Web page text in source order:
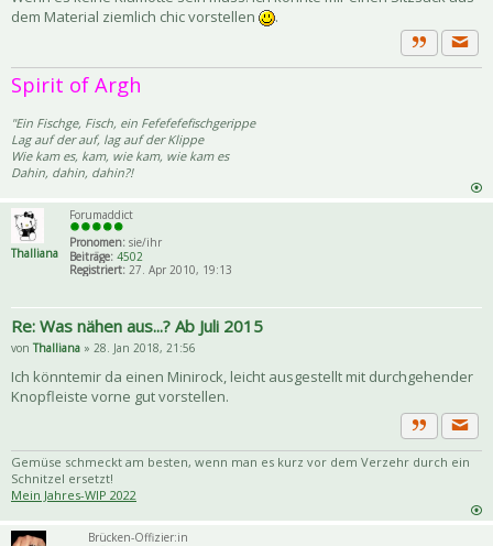
dem Material ziemlich chic vorstellen
.
Zitat
Spirit of Argh
"Ein Fischge, Fisch, ein Fefefefefischgerippe
Lag auf der auf, lag auf der Klippe
Wie kam es, kam, wie kam, wie kam es
Dahin, dahin, dahin?!
Thalliana
Forumaddict
Pronomen: sie/ihr
Beiträge: 4502
Registriert: 27. Apr 2010, 19:13
Re: Was nähen aus...? Ab Juli 2015
von Thalliana » 28. Jan 2018, 21:56
Ich könntemir da einen Minirock, leicht ausgestellt mit durchgehender
Knopfleiste vorne gut vorstellen.
Zitat
Gemüse schmeckt am besten, wenn man es kurz vor dem Verzehr durch ein
Schnitzel ersetzt!
Mein Jahres-WIP 2022
Brücken-Offizier:in